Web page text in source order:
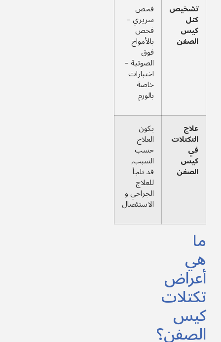
تشخيص
كتل
كيس
الصفن
فحص
سريري –
فحص
بالأمواج
فوق
الصوتية –
اختبارات
خاصة
بالورم
علاج
التكتلات
في
كيس
الصفن
يكون
العلاج
حسب
السبب,
قد نلجأ
للعلاج
الجراحي و
الاستئصال
ما
هي
أعراض
تكتلات
كيس
الصفن؟